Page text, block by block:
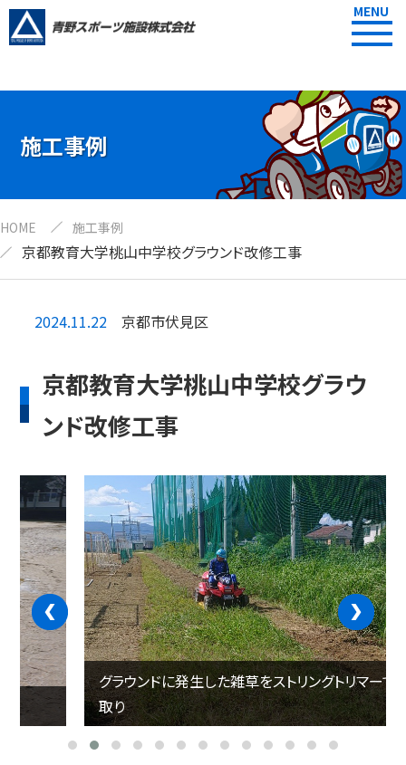
MENU
施工事例
HOME 施工事例
京都教育大学桃山中学校グラウンド改修工事
2024.11.22 京都市伏見区
京都教育大学桃山中学校グラウ
ンド改修工事
グラウンドに発生した雑草をストリングトリマーで刈り
取り
‹